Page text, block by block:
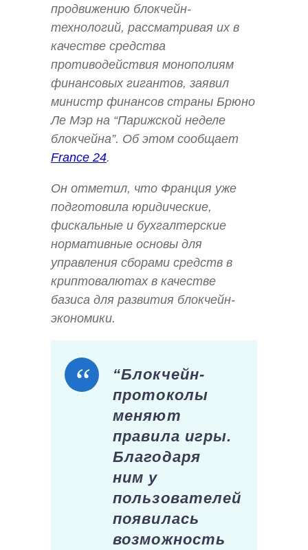
продвижению блокчейн-
технологий, рассматривая их в
качестве средства
противодействия монополиям
финансовых гигантов, заявил
министр финансов страны Брюно
Ле Мэр на “Парижской неделе
блокчейна”. Об этом сообщает
France 24.
Он отметил, что Франция уже
подготовила юридические,
фискальные и бухгалтерские
нормативные основы для
управления сборами средств в
криптовалютах в качестве
базиса для развития блокчейн-
экономики.
“Блокчейн-
протоколы
меняют
правила игры.
Благодаря
ним у
пользователей
появилась
возможность